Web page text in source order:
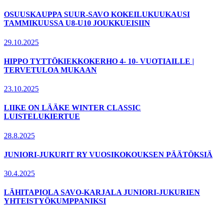
OSUUSKAUPPA SUUR-SAVO KOKEILUKUUKAUSI
TAMMIKUUSSA U8-U10 JOUKKUEISIIN
29.10.2025
HIPPO TYTTÖKIEKKOKERHO 4- 10- VUOTIAILLE |
TERVETULOA MUKAAN
23.10.2025
LIIKE ON LÄÄKE WINTER CLASSIC
LUISTELUKIERTUE
28.8.2025
JUNIORI-JUKURIT RY VUOSIKOKOUKSEN PÄÄTÖKSIÄ
30.4.2025
LÄHITAPIOLA SAVO-KARJALA JUNIORI-JUKURIEN
YHTEISTYÖKUMPPANIKSI